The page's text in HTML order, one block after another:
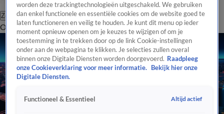
Zoeken
OverzichtRegioUitzendingenWeerTip de redactiePanelVideo's
worden deze trackingtechnologieën uitgeschakeld. We gebruiken
dan enkel functionele en essentiële cookies om de website goed te
laten functioneren en veilig te houden. Je kunt dit menu op ieder
moment opnieuw openen om je keuzes te wijzigen of om je
toestemming in te trekken door op de link Cookie-instellingen
onder aan de webpagina te klikken. Je selecties zullen overal
binnen onze Digitale Diensten worden doorgevoerd. Raadpleeg
onze Cookieverklaring voor meer informatie.
Bekijk hier onze
Digitale Diensten.
Functioneel & Essentieel Altijd actief